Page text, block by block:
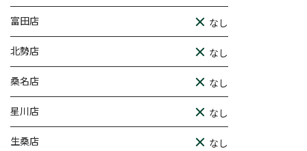
富田店 なし
北勢店 なし
桑名店 なし
星川店 なし
生桑店 なし